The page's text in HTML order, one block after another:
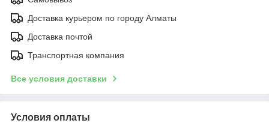
Доставка курьером по городу Алматы
Доставка почтой
Транспортная компания
Все условия доставки
Условия оплаты